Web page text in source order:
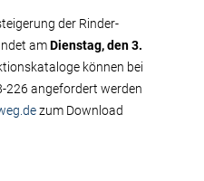
der Rinder-
amDienstag, den 3.
können bei
226 angefordert werden
zum Download